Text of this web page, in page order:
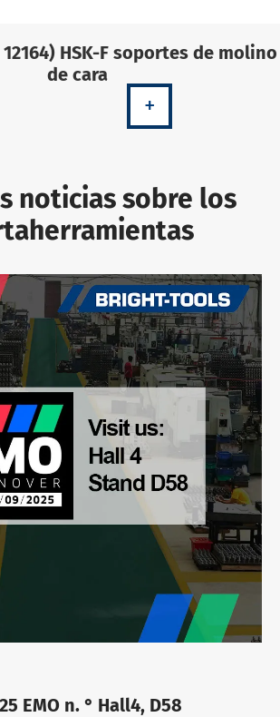
12164) HSK-F soportes de molino
de cara
+
noticias sobre los
EMO n. ° Hall4, D58